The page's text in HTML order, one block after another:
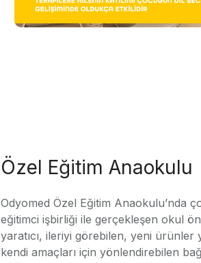
Özel Eğitim Anaokulu
Odyomed Özel Eğitim Anaokulu’nda
eğitimci işbirliği ile gerçekleşen okul
yaratıcı, ileriyi görebilen, yeni ürünler
kendi amaçları için yönlendirebilen